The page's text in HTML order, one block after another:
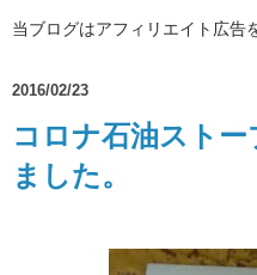
当ブログはアフィリエイト広告
2016/02/23
コロナ石油スト
ました。